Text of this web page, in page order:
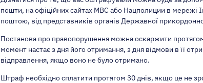
пошти, на офіційних сайтах МВС або Нацполиции в мережі
поштою, від представників органів Державної
Постанова про правопорушення можна оскаржити
момент настає з дня його отримання, з дня відмови в її
відправлення, якщо воно не було отримано.
Штраф необхідно сплатити протягом 30 днів, якщо це не